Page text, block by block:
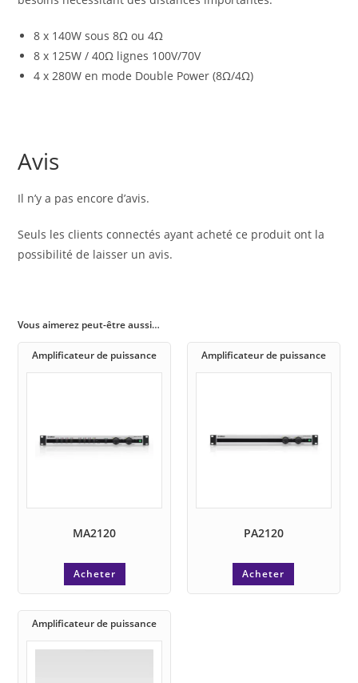
8 x 140W sous 8Ω ou 4Ω
8 x 125W / 40Ω lignes 100V/70V
4 x 280W en mode Double Power (8Ω/4Ω)
Avis
Il n’y a pas encore d’avis.
Seuls les clients connectés ayant acheté ce produit ont la
possibilité de laisser un avis.
Vous aimerez peut-être aussi…
Amplificateur de puissance
MA2120
Acheter
Amplificateur de puissance
PA2120
Acheter
Amplificateur de puissance